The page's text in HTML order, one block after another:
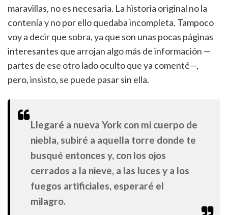
maravillas, no es necesaria. La historia original no la
contenía y no por ello quedaba incompleta. Tampoco
voy a decir que sobra, ya que son unas pocas páginas
interesantes que arrojan algo más de información —
partes de ese otro lado oculto que ya comenté—,
pero, insisto, se puede pasar sin ella.
Llegaré a nueva York con mi cuerpo de
niebla, subiré a aquella torre donde te
busqué entonces y, con los ojos
cerrados a la nieve, a las luces y a los
fuegos artificiales, esperaré el
milagro.